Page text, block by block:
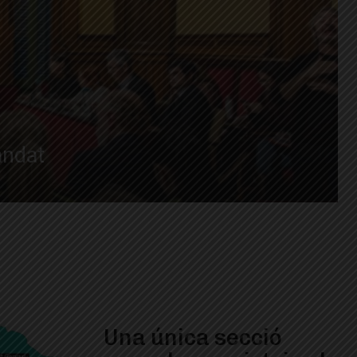
Una única secció